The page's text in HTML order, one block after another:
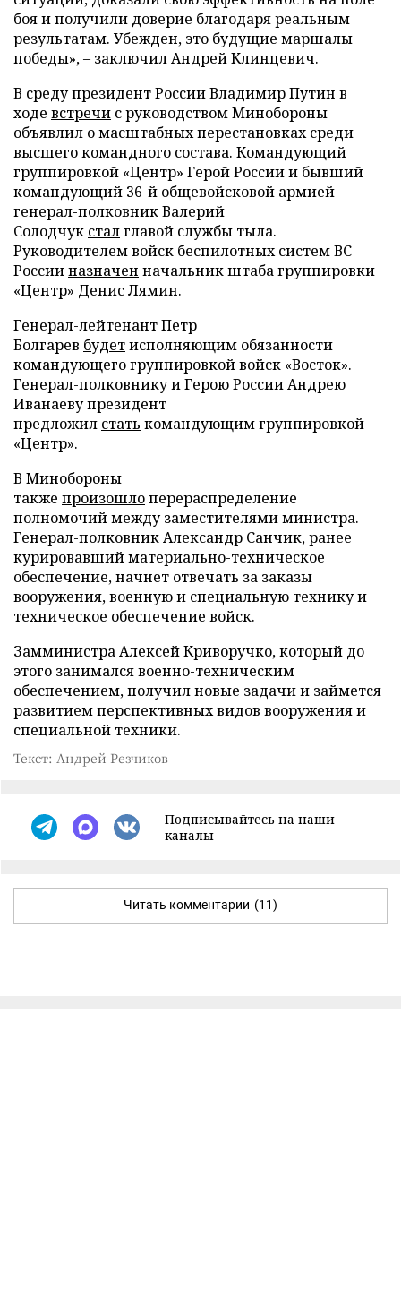
боя и получили доверие благодаря реальным
результатам. Убежден, это будущие маршалы
победы», – заключил Андрей Клинцевич.
В среду президент России Владимир Путин в
ходе встречи с руководством Минобороны
объявлил о масштабных перестановках среди
высшего командного состава. Командующий
группировкой «Центр» Герой России и бывший
командующий 36-й общевойсковой армией
генерал-полковник Валерий
Солодчук сталглавой службы тыла.
Руководителем войск беспилотных систем ВС
Россииназначен начальник штаба группировки
«Центр» Денис Лямин.
Генерал-лейтенант Петр
Болгарев будетисполняющим обязанности
командующего группировкой войск «Восток».
Генерал-полковнику и Герою России Андрею
Иванаеву президент
предложил стать командующим группировкой
«Центр».
В Минобороны
также произошлоперераспределение
полномочий между заместителями министра.
Генерал-полковник Александр Санчик, ранее
курировавший материально-техническое
обеспечение, начнет отвечать за заказы
вооружения, военную и специальную технику и
техническое обеспечение войск.
Замминистра Алексей Криворучко, который до
этого занимался военно-техническим
обеспечением, получил новые задачи и займется
развитием перспективных видов вооружения и
специальной техники.
Текст: Андрей Резчиков
Подписывайтесь на наши
каналы
Читать комментарии (11)